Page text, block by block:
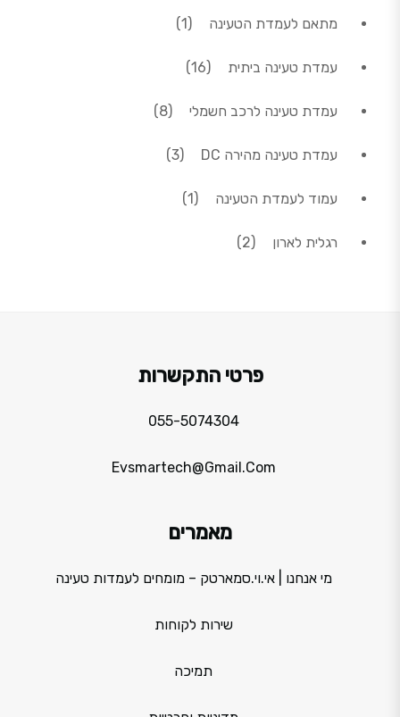
מתאם לעמדת הטעינה 1מוצר 1
עמדת טעינה ביתית 1616 מוצרים
עמדת טעינה לרכב חשמלי 88 מוצרים
עמדת טעינה מהירה DC 33 מוצרים
עמוד לעמדת הטעינה 1מוצר 1
רגלית לארון 22 מוצרים
פרטי התקשרות
055-5074304
Evsmartech@gmail.com
מאמרים
מי אנחנו | אי.וי.סמארטק – מומחים לעמדות טעינה
שירות לקוחות
תמיכה